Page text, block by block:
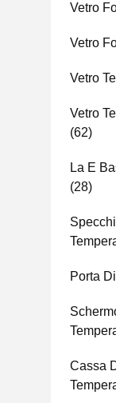
Vetro
Vetro
Vetro
Vetro
(62)
La E
(28)
Porta
Cassa